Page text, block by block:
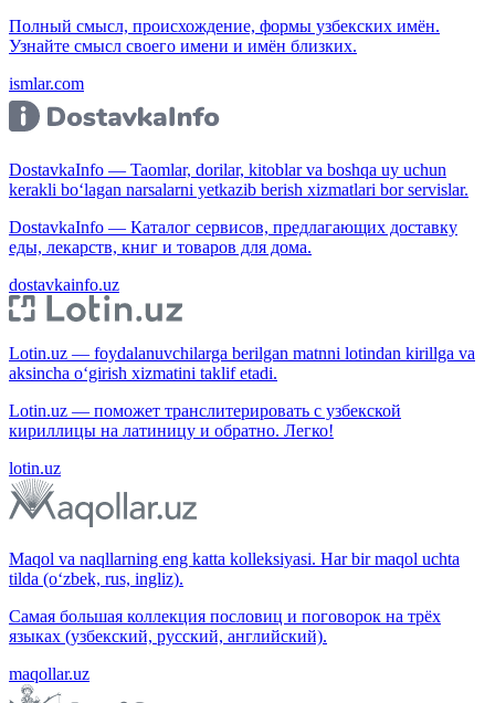
Полный смысл, происхождение, формы узбекских имён.
Узнайте смысл своего имени и имён близких.
ismlar.com
DostavkaInfo — Taomlar, dorilar, kitoblar va boshqa uy uchun
kerakli bo‘lagan narsalarni yetkazib berish xizmatlari bor servislar.
DostavkaInfo — Каталог сервисов, предлагающих доставку
еды, лекарств, книг и товаров для дома.
dostavkainfo.uz
Lotin.uz — foydalanuvchilarga berilgan matnni lotindan kirillga va
aksincha o‘girish xizmatini taklif etadi.
Lotin.uz — поможет транслитерировать с узбекской
кириллицы на латиницу и обратно. Легко!
lotin.uz
Maqol va naqllarning eng katta kolleksiyasi. Har bir maqol uchta
tilda (o‘zbek, rus, ingliz).
Самая большая коллекция пословиц и поговорок на трёх
языках (узбекский, русский, английский).
maqollar.uz